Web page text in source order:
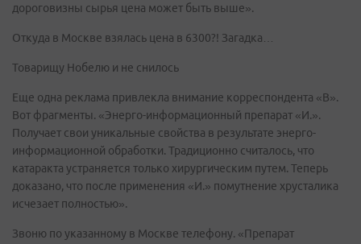
дороговизны сырья цена может быть выше».
Откуда в Москве взялась цена в 6300?! Загадка…
Товарищу Нобелю и не снилось
Еще одна реклама привлекла внимание корреспондента «В».
Вот фрагменты. «Энерго-информационный препарат «И.».
Получает свои уникальные свойства в результате энерго-
информационной обработки. Традиционно считалось, что
катаракта устраняется только хирургическим путем. Теперь
доказано, что после применения «И.» помутнение хрусталика
исчезает полностью».
Звоню по указанному в Москве телефону. «Препарат